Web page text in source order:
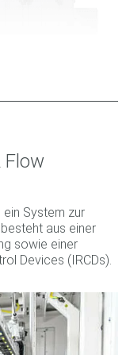
Flow
ein System zur
aus einer
sowie einer
Devices (IRCDs).